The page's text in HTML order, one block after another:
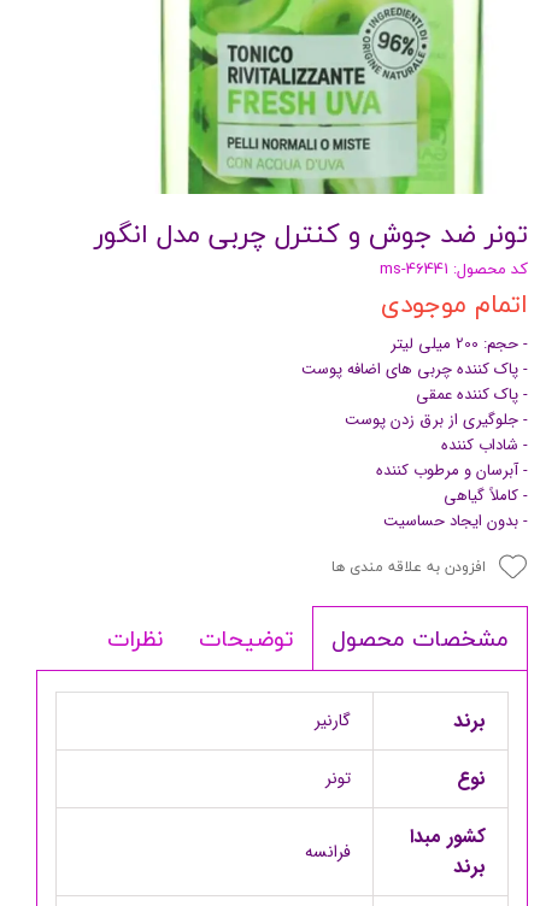
تونر ضد جوش و کنترل چربی مدل انگور
کد محصول: ms-46441
اتمام موجودی
- حجم: 200 میلی لیتر
- پاک کننده چربی های اضافه پوست
- پاک کننده عمقی
- جلوگیری از برق زدن پوست
- شاداب کننده
- آبرسان و مرطوب کننده
- کاملاً گیاهی
- بدون ایجاد حساسیت
افزودن به علاقه مندی ها
مشخصات محصول توضیحات نظرات
برند گارنیر
نوع تونر
کشور مبدا
برند
فرانسه